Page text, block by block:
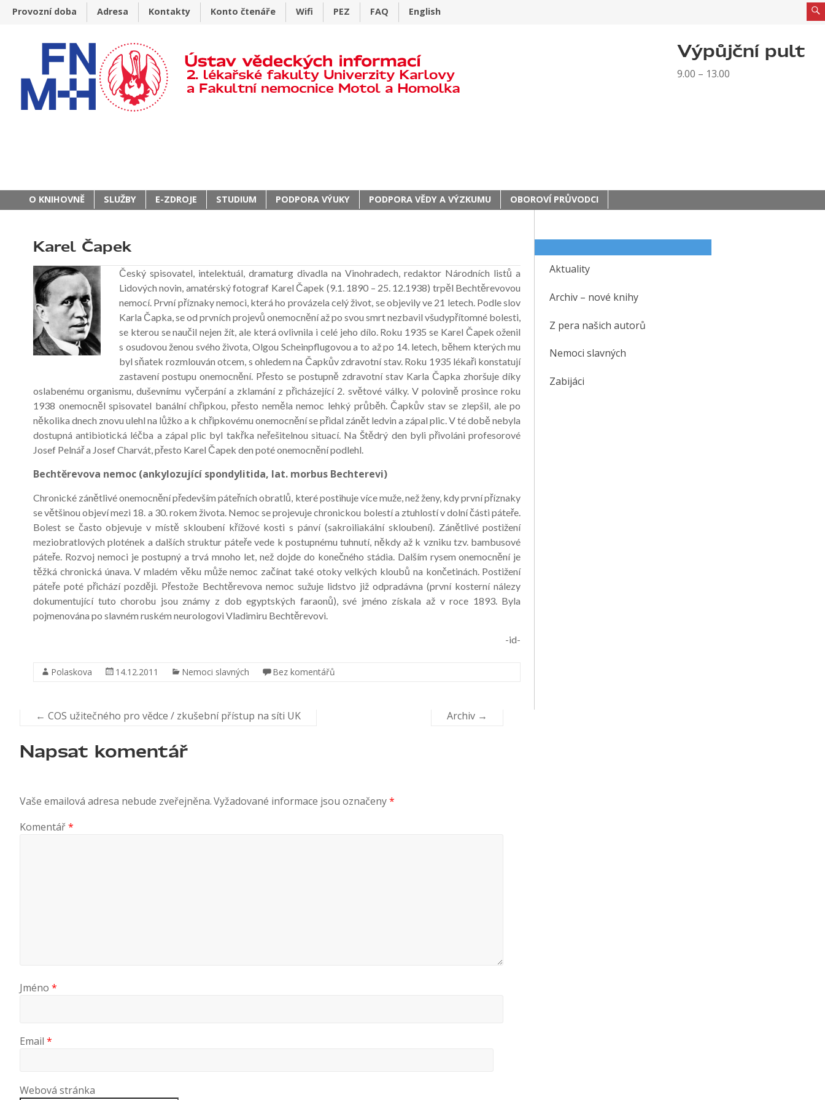
Provozní doba Adresa Kontakty Konto čtenáře Wifi PEZ FAQ English
Výpůjční pult
9.00 – 13.00
O KNIHOVNĚ SLUŽBY E-ZDROJE STUDIUM PODPORA VÝUKY PODPORA VĚDY A VÝZKUMU OBOROVÍ PRŮVODCI
Karel Čapek
Český spisovatel, intelektuál, dramaturg divadla na Vinohradech, redaktor Národních listů a
Lidových novin, amatérský fotograf Karel Čapek (9.1. 1890 – 25. 12.1938) trpěl Bechtěrevovou
nemocí. První příznaky nemoci, která ho provázela celý život, se objevily ve 21 letech. Podle slov
Karla Čapka, se od prvních projevů onemocnění až po svou smrt nezbavil všudypřítomné bolesti,
se kterou se naučil nejen žít, ale která ovlivnila i celé jeho dílo. Roku 1935 se Karel Čapek oženil
s osudovou ženou svého života, Olgou Scheinpflugovou a to až po 14. letech, během kterých mu
byl sňatek rozmlouván otcem, s ohledem na Čapkův zdravotní stav. Roku 1935 lékaři konstatují
zastavení postupu onemocnění. Přesto se postupně zdravotní stav Karla Čapka zhoršuje díky
oslabenému organismu, duševnímu vyčerpání a zklamání z přicházející 2. světové války. V polovině prosince roku
1938 onemocněl spisovatel banální chřipkou, přesto neměla nemoc lehký průběh. Čapkův stav se zlepšil, ale po
několika dnech znovu ulehl na lůžko a k chřipkovému onemocnění se přidal zánět ledvin a zápal plic. V té době nebyla
dostupná antibiotická léčba a zápal plic byl takřka neřešitelnou situací. Na Štědrý den byli přivoláni profesorové
Josef Pelnář a Josef Charvát, přesto Karel Čapek den poté onemocnění podlehl.
Bechtěrevova nemoc (ankylozující spondylitida, lat. morbus Bechterevi)
Chronické zánětlivé onemocnění především páteřních obratlů, které postihuje více muže, než ženy, kdy první příznaky
se většinou objeví mezi 18. a 30. rokem života. Nemoc se projevuje chronickou bolestí a ztuhlostí v dolní části páteře.
Bolest se často objevuje v místě skloubení křížové kosti s pánví (sakroiliakální skloubení). Zánětlivé postižení
meziobratlových plotének a dalších struktur páteře vede k postupnému tuhnutí, někdy až k vzniku tzv. bambusové
páteře. Rozvoj nemoci je postupný a trvá mnoho let, než dojde do konečného stádia. Dalším rysem onemocnění je
těžká chronická únava. V mladém věku může nemoc začínat také otoky velkých kloubů na končetinách. Postižení
páteře poté přichází později. Přestože Bechtěrevova nemoc sužuje lidstvo již odpradávna (první kosterní nálezy
dokumentující tuto chorobu jsou známy z dob egyptských faraonů), své jméno získala až v roce 1893. Byla
pojmenována po slavném ruském neurologovi Vladimiru Bechtěrevovi.
-id-
Polaskova 14.12.2011 Nemoci slavných Bez komentářů
← COS užitečného pro vědce / zkušební přístup na síti UK Archiv →
Napsat komentář
Vaše emailová adresa nebude zveřejněna.Vyžadované informace jsou označeny*
Komentář*
Jméno *
Email *
Webová stránka
Aktuality
Archiv – nové knihy
Z pera našich autorů
Nemoci slavných
Zabijáci